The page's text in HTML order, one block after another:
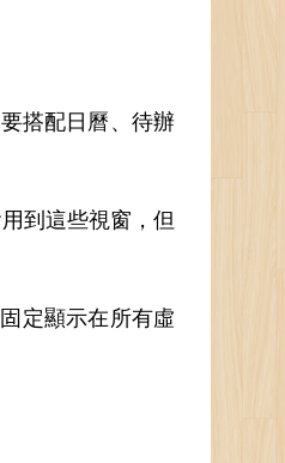
搭配日曆、待辦
到這些視窗，但
定顯示在所有虛